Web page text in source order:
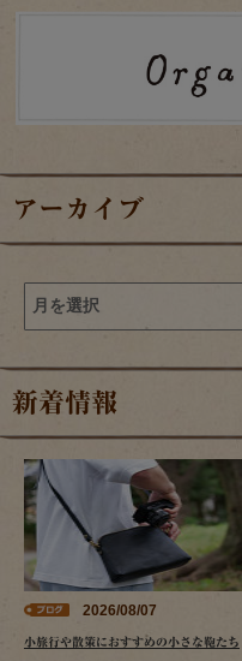
アーカイブ
新着情報
2026/08/07
小旅行や散策におすすめの小さな鞄たち